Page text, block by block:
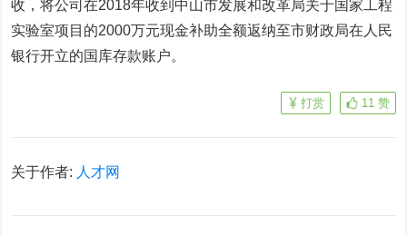
收，将公司在2018年收到中山市发展和改革局关于国家工程
实验室项目的2000万元现金补助全额返纳至市财政局在人民
银行开立的国库存款账户。
11 赞
打赏
关于作者: 人才网